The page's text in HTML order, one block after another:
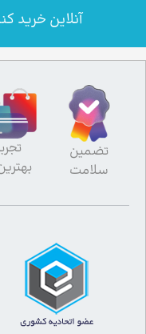
آنلاین خرید
تضمین
سلامت